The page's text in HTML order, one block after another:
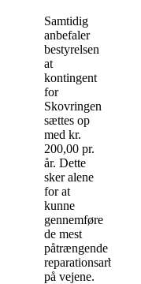
Samtidig
anbefaler
bestyrelsen
at
kontingent
for
Skovringen
sættes op
med kr.
200,00 pr.
år. Dette
sker alene
for at
kunne
gennemføre
de mest
påtrængende
reparationsarbejder
på vejene.